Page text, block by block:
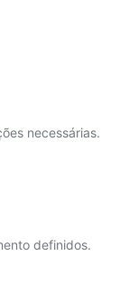
necessárias.
definidos.